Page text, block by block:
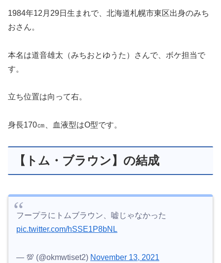
1984年12月29日生まれで、北海道札幌市東区出身のみち
おさん。
本名は道音雄太（みちおとゆうた）さんで、ボケ担当で
す。
立ち位置は向って右。
身長170㎝、血液型はO型です。
【トム・ブラウン】の結成
フープラにトムブラウン、嘘じゃなかった
pic.twitter.com/hSSE1P8bNL
— 💯 (@okmwtiset2) November 13, 2021